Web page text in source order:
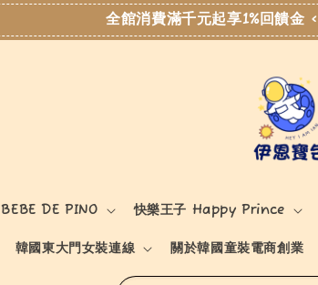
全館消費滿千元起享1%回饋金
BEBE DE PINO 快樂王子 Happy Prince
韓國東大門女裝連線 關於韓國童裝電商創業